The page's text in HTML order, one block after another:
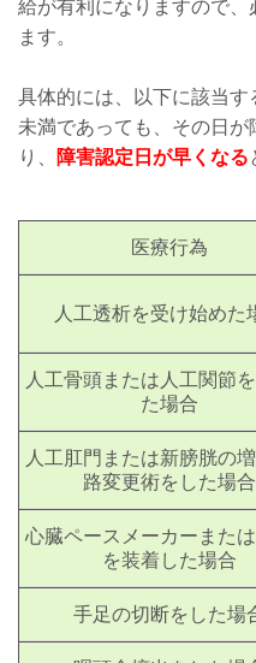
給が有利になりますので、
ます。
具体的には、以下に該当す
未満であっても、その日が
り、
障害認定日が早くなる
医療行為
人工透析を受け始めた
人工骨頭または人工関節
た場合
人工肛門または新膀胱の
路変更術をした場合
心臓ペースメーカーまた
を装着した場合
手足の切断をした場